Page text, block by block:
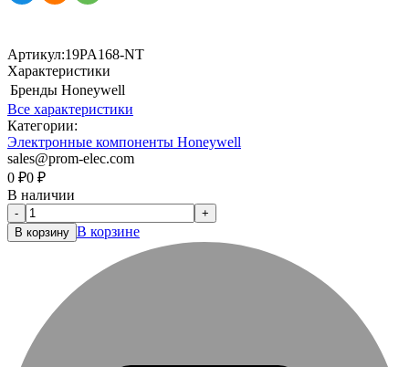
Артикул:19PA168-NT
Характеристики
Бренды Honeywell
Все характеристики
Категории:
Электронные компоненты Honeywell
sales@prom-elec.com
0 ₽0 ₽
В наличии
-
+
В корзину В корзине